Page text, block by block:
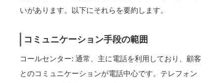
いがあります。以下にそれらを要約します。
コミュニケーション手段の範囲
コールセンター: 通常、主に電話を利用しており、顧客
とのコミュニケーションが電話中心です。テレフォン